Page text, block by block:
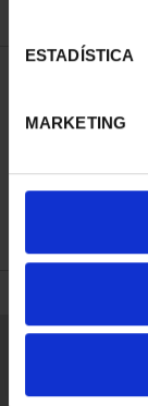
ESTADÍSTICA
MARKETING